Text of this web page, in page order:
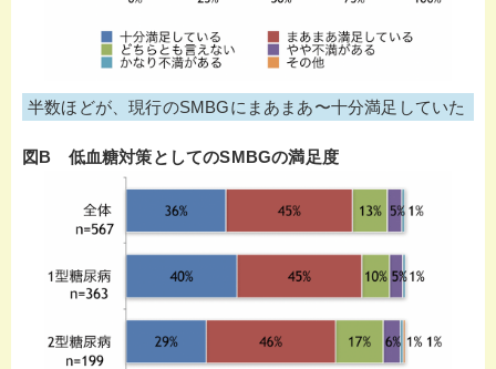
半数ほどが、現行のSMBGにまあまあ〜十分満足していた
図B 低血糖対策としてのSMBGの満足度